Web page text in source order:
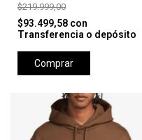
$219.999,00
$93.499,58 con
Transferencia o depósito
Comprar